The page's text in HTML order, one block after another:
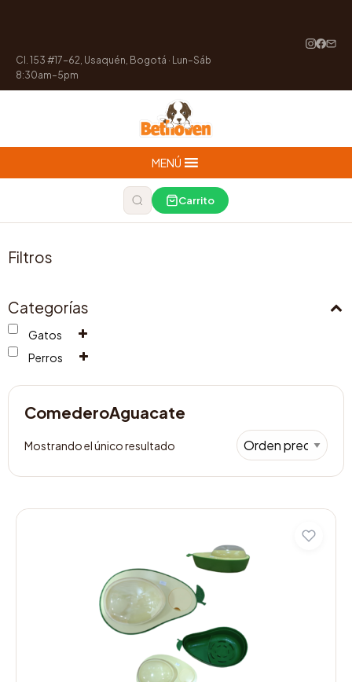
Cl. 153 #17-62, Usaquén, Bogotá · Lun–Sáb
8:30am–5pm
MENÚ
Carrito
Filtros
Categorías
Gatos
Perros
ComederoAguacate
Mostrando el único resultado